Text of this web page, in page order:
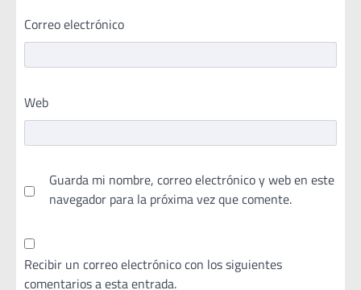
Correo electrónico
Web
Guarda mi nombre, correo electrónico y web en este
navegador para la próxima vez que comente.
Recibir un correo electrónico con los siguientes
comentarios a esta entrada.